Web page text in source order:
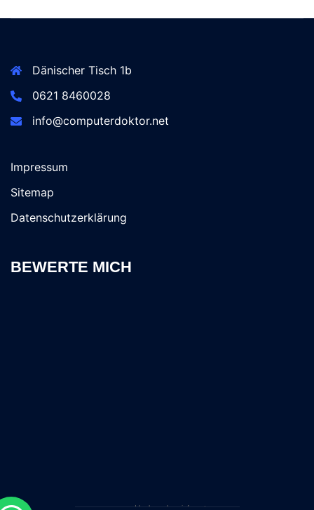
Dänischer Tisch 1b
0621 8460028
info@computerdoktor.net
Impressum
Sitemap
Datenschutzerklärung
BEWERTE MICH
powered bybranchen-info.net